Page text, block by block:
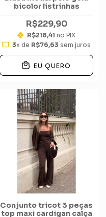
bicolor listrinhas
R$229,90
R$218,41 no PIX
3x de R$76,63 sem juros
EU QUERO
Conjunto tricot 3 peças
top maxi cardigan calça